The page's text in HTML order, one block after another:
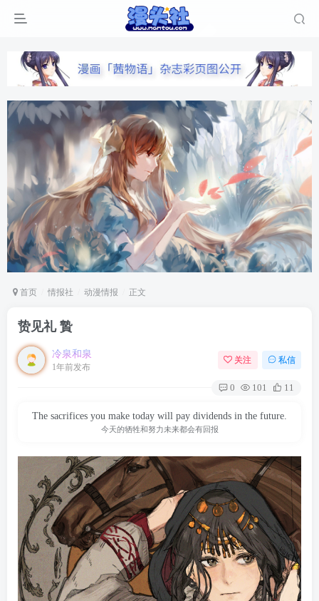
首页 情报社 动漫情报 正文
贽见礼 贄
冷泉和泉
1年前发布
关注 私信
0 101 11
The sacrifices you make today will pay dividends in the future.
今天的牺牲和努力未来都会有回报